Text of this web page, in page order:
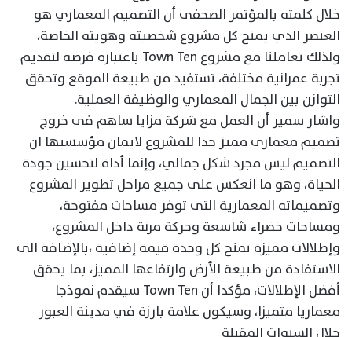
خلال كلمته بالمؤتمر الصحفى أن التصميم المعماري هو
العنصر الذي يمنح كل مشروع شخصيته وهويته الخاصة،
ولذلك تعاملنا مع مشروع Town Ten باعتباره فرصة لتقديم
تجربة عمرانية مختلفة، تستفيد من طبيعة الموقع وتحقق
التوازن بين الجمال المعماري والوظيفة العملية.
واشار سمير أن العمل مع شركة مزايا ساهم فى خروج
تصميم معمارى مميز جدا للمشروع لايمان مؤسسيها ان
التصميم ليس مجرد شكل جمالي، وإنما أداة لتحسين جودة
الحياة، وهو ما انعكس على جميع مراحل تطوير المشروع
وتصميماته المعمارية التى توفر مساحات مفتوحة،
ومساحات خضراء شاسعة وحركة مرنة داخل المشروع،
وإطلالات مميزة تمنح كل وحدة قيمة إضافية ،بالإضافة الى
الاستفادة من طبيعة الأرض وارتفاعها المميز، بما يحقق
أفضل الإطلالات، مؤكدا أن Town Ten سيقدم نموذجا
معماريا متميزا، وسيكون علامة بارزة في مدينة العبور